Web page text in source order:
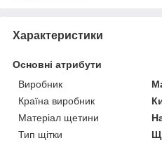
Характеристики
Основні атрибути
Виробник
Країна виробник
Матеріал щетини
Тип щітки